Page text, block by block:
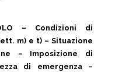
– Condizioni di
m) e t) – Situazione
– Imposizione di
di emergenza –